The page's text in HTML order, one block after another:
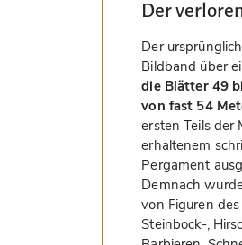
Der
Der
Bildband über
die Blätter 49
von fast 54
ersten Teils der
erhaltenem
Pergament
Demnach
von Figuren
Steinbock-,